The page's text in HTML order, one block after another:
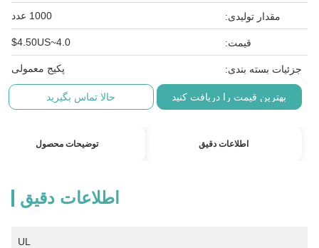
مقدار تولیدی: 1000 عدد
قیمت: 4.0~4.50US$
جزئیات بسته بندی: پکیج معمولی
بهترین قیمت را دریافت کنید حالا تماس بگیرید
اطلاعات دقیق توضیحات محصول
اطلاعات دقیق
UL